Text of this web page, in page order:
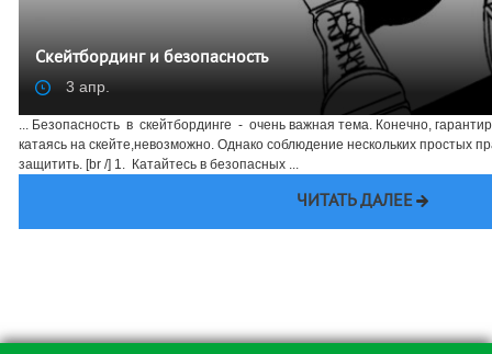
Скейтбординг и безопасность
3 апр.
... Безопасность в скейтбординге - очень важная тема. Конечно,
катаясь на скейте,невозможно. Однако соблюдение нескольких простых
защитить. [br /] 1. Катайтесь в безопасных ...
ЧИТАТЬ ДАЛЕЕ